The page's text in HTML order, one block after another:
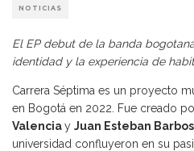
NOTICIAS
El EP debut de la banda
identidad y la experiencia de
Carrera Séptima es un proyecto
en Bogotá en 2022. Fue creado
Valenciay Juan Esteban
universidad confluyeron en su